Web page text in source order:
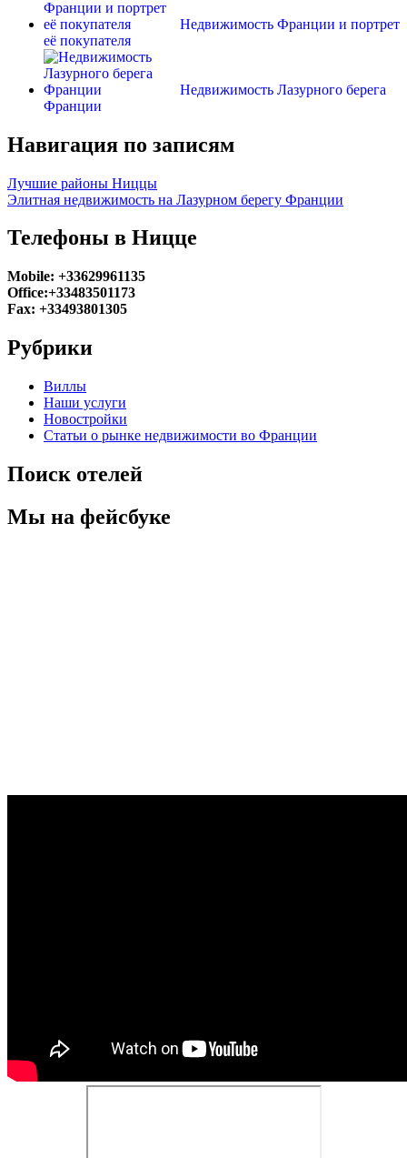
Недвижимость Франции и портрет
её покупателя
Недвижимость Лазурного берега
Франции
Навигация по записям
Лучшие районы Ниццы
Элитная недвижимость на Лазурном берегу Франции
Телефоны в Ницце
Mobile: +33629961135
Office:+33483501173
Fax: +33493801305
Рубрики
Виллы
Наши услуги
Новостройки
Статьи о рынке недвижимости во Франции
Поиск отелей
Мы на фейсбуке